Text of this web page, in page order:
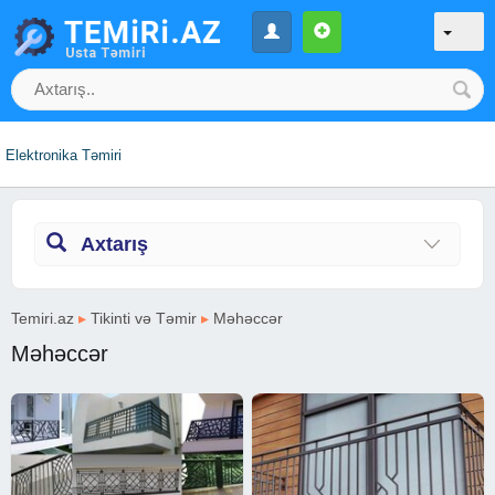
Elektronika Təmiri
Axtarış
Temiri.az ▸ Tikinti və Təmir ▸ Məhəccər
Məhəccər